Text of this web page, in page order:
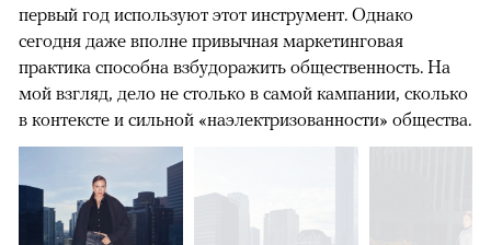
первый год используют этот инструмент. Однако
сегодня даже вполне привычная маркетинговая
практика способна взбудоражить общественность. На
мой взгляд, дело не столько в самой кампании, сколько
в контексте и сильной «наэлектризованности» общества.